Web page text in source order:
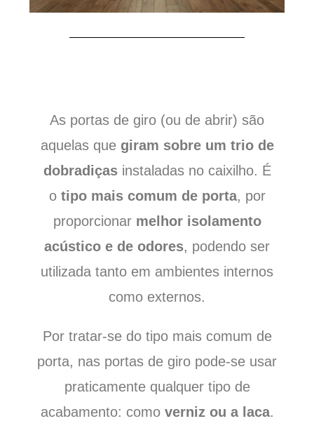
As portas de giro (ou de abrir) são
aquelas que giram sobre um trio de
dobradiçasinstaladas no caixilho. É
o tipo mais comum de porta, por
proporcionar melhor isolamento
acústico e de odores, podendo ser
utilizada tanto em ambientes internos
como externos.
Por tratar-se do tipo mais comum de
porta, nas portas de giro pode-se usar
praticamente qualquer tipo de
acabamento: como verniz ou a laca.